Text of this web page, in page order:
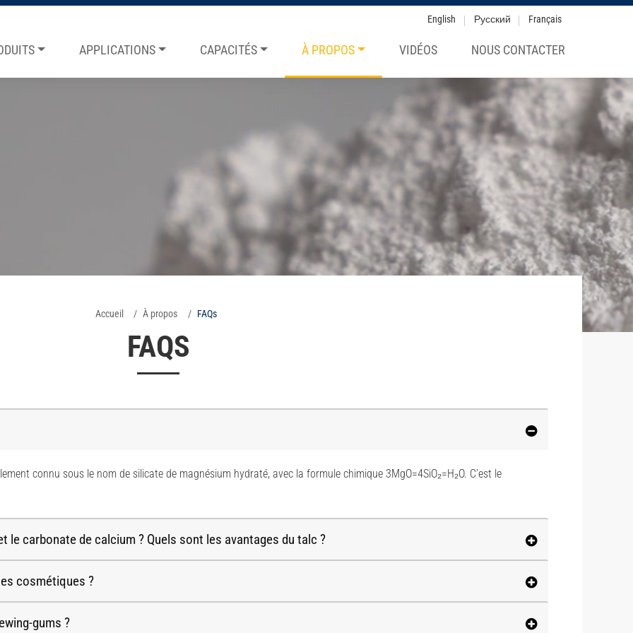
English Русский Français
APPLICATIONS CAPACITÉS À PROPOS VIDÉOS NOUS CONTACTER
Accueil À propos FAQs
FAQS
connu sous le nom de silicate de magnésium hydraté, avec la formule chimique 3MgO=4SiO₂=H₂O. C’est le
carbonate de calcium ? Quels sont les avantages du talc ?
cosmétiques ?
gums ?